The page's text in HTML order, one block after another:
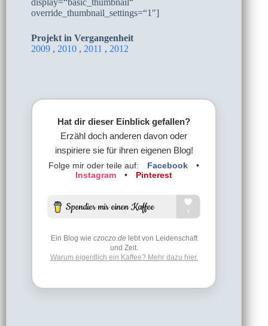
display=“basic_thumbnail“
override_thumbnail_settings=“1″]
Projekt in Vergangenheit
2009 , 2010 , 2011 , 2012
Hat dir dieser Einblick gefallen?
Erzähl doch anderen davon oder
inspiriere sie für ihren eigenen Blog!
Folge mir oder teile auf: Facebook
•
Instagram
• Pinterest
Ein Blog wie czoczo.delebt von Leidenschaft
und Zeit.
Warum eigentlich ein Kaffee? Mehr dazu hier.